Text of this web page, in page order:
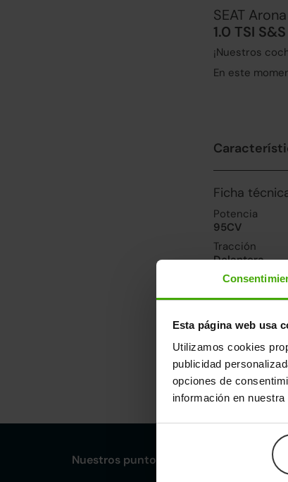
Esta página web usa
Utilizamos cookies
publicidad
opciones de
información en nuestra
SEAT Arona
1.0 TSI
¡Nuestros
En este
Ficha
Potencia
95CV
Tracción
Delantera
Velocidad
Largo
Nuestros puntos de venta Clicars: